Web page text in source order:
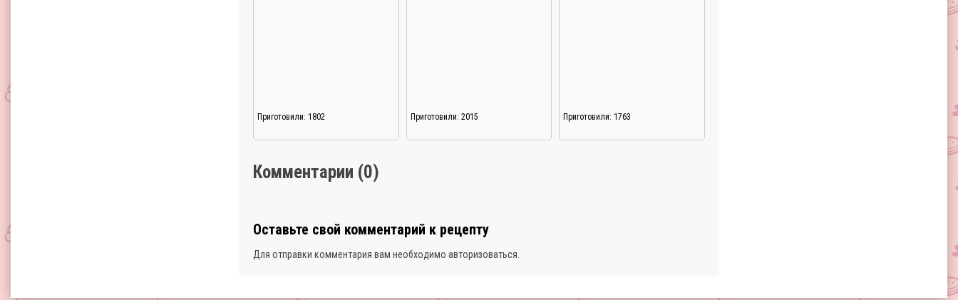
Приготовили: 1802 Приготовили: 2015 Приготовили: 1763
Комментарии (0)
Оставьте свой комментарий к рецепту
Для отправки комментария вам необходимо авторизоваться